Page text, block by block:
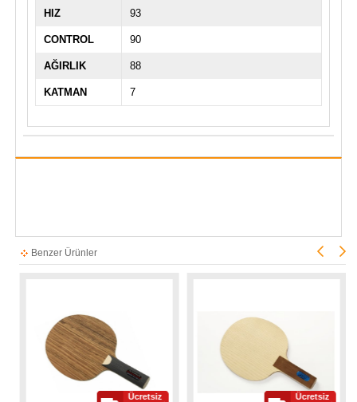
HIZ 93
CONTROL 90
AĞIRLIK 88
KATMAN 7
Benzer Ürünler
Ücretsiz
Ücretsiz